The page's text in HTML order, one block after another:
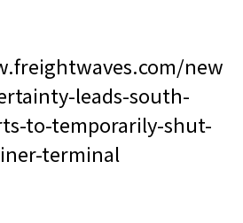
new
leads-south-
to-temporarily-shut-
terminal